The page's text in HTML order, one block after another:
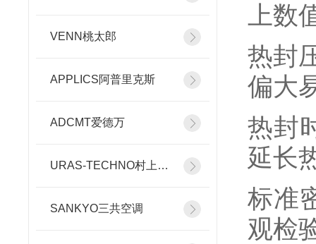
VENN桃太郎
APPLICS阿普里克斯
ADCMT爱德万
URAS-TECHNO村上精机
SANKYO三共空调
上
热封
偏大
热封
延长
标准
观检